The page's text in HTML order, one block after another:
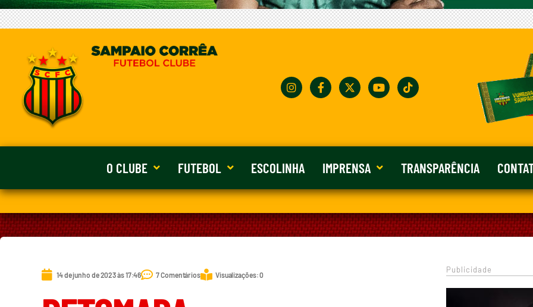
O CLUBE FUTEBOL ESCOLINHA IMPRENSA TRANSPARÊNCIA
14 de junho de 2023 às 17:46 7 Comentários Visualizações: 0
Publicidade